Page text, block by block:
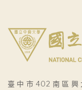
臺中市402南區